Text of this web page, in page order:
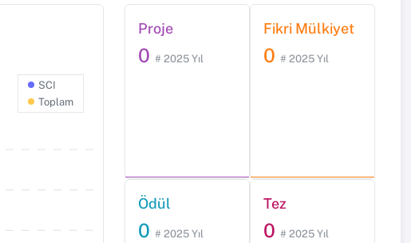
SCI
Toplam
Proje
0 # 2025 Yıl
Fikri Mülkiyet
0 # 2025 Yıl
Ödül
0 # 2025 Yıl
Tez
0 # 2025 Yıl